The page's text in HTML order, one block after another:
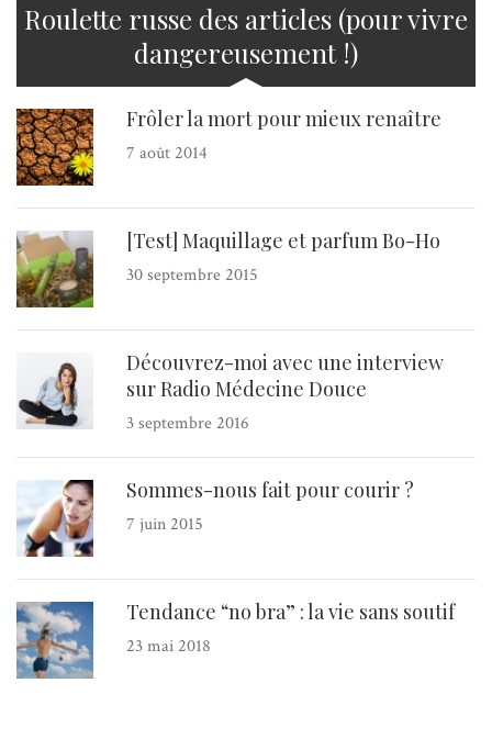
Roulette russe des articles (pour vivre
dangereusement !)
Frôler la mort pour mieux renaître
7 août 2014
[Test] Maquillage et parfum Bo-Ho
30 septembre 2015
Découvrez-moi avec une interview
sur Radio Médecine Douce
3 septembre 2016
Sommes-nous fait pour courir ?
7 juin 2015
Tendance “no bra” : la vie sans soutif
23 mai 2018